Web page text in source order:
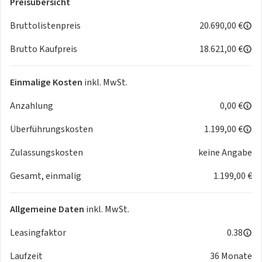
Ausstattung:
Fensterheber vorn und hinten elektrisch
Geschwindigkeitsbegrenzungen
Rücksitzlehne im Verhältnis 60:40 separat umklappbar
Mittelkonsole mit Ablagefach und Getränkehaltern
Sonnenblende vorn mit Schminkspiegel (Fahrerseite)
Farbiges LCD-Multifunktionsdisplay
Audio-System (inkl. DAB+) mit Smartphone-Anbindung inkl.
Navi, Bluetooth®-Freisprecheinrichtung und
Lenkradbedienung
Bruttolistenpreis
20.690,00 €
Brutto Kaufpreis
18.621,00 €
Einmalige Kosten inkl. MwSt.
Anzahlung
0,00 €
Überführungskosten
1.199,00 €
Zulassungskosten
keine Angabe
Gesamt, einmalig
1.199,00 €
Allgemeine Daten inkl. MwSt.
Leasingfaktor
0.38
Laufzeit
36 Monate